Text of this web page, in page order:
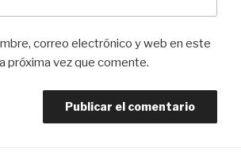
correo electrónico y web en este
próxima vez que comente.